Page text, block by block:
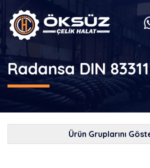
Radansa DIN 83311
Ürün Gruplarını